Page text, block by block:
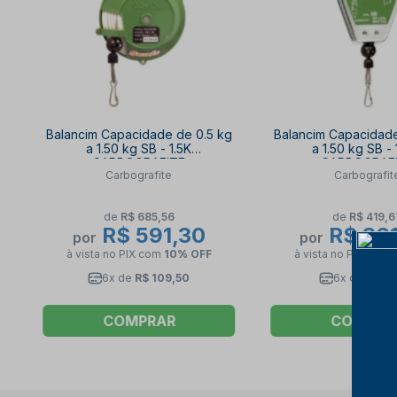
Balancim Capacidade de 0.5 kg
a 1.50 kg SB - 1.5K
CARBOGRAFITE
Carbografite
de R$ 685,56
por R$ 591,30
à vista no PIX com 10% OFF
6x de R$ 109,50
COMPRAR
Balancim
a 1.50 kg SB -
de R$
por R$
à vista no PIX
6x de
COMPRAR